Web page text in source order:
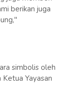
berikan juga
simbolis oleh
Yayasan